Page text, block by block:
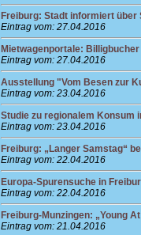
Freiburg: Stadt informiert über
Eintrag vom: 27.04.2016
Mietwagenportale:
Eintrag vom: 27.04.2016
Ausstellung "Vom Besen zur
Eintrag vom: 23.04.2016
Studie zu regionalem Konsum
Eintrag vom: 23.04.2016
Freiburg: „Langer Samstag“
Eintrag vom: 22.04.2016
Europa-Spurensuche in
Eintrag vom: 22.04.2016
Freiburg-Munzingen: „Young
Eintrag vom: 21.04.2016